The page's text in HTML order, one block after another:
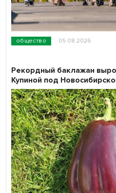
общество 05.08.2026
Рекордный баклажан
Купиной под